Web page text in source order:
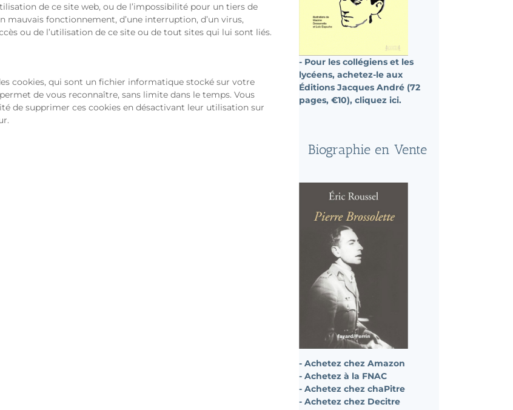
de ce site web, ou de l’impossibilité pour un tiers de
mauvais fonctionnement, d’une interruption, d’un virus,
ou de l’utilisation de ce site ou de tout sites qui lui sont liés.
cookies, qui sont un fichier informatique stocké sur votre
de vous reconnaître, sans limite dans le temps. Vous
de supprimer ces cookies en désactivant leur utilisation sur
- Pour les collégiens et les
lycéens, achetez-le aux
Éditions Jacques André (72
pages, €10), cliquez ici.
Biographie en Vente
- Achetez chez Amazon
- Achetez à la FNAC
- Achetez chez chaPitre
- Achetez chez Decitre